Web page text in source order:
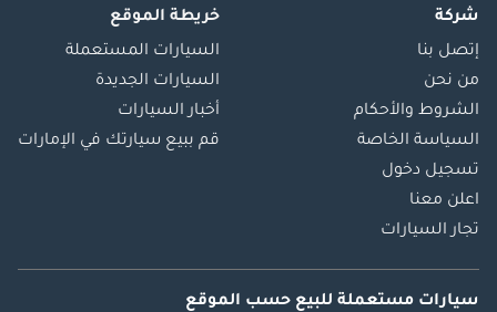
شركة
إتصل بنا
من نحن
الشروط والأحكام
السياسة الخاصة
تسجيل دخول
اعلن معنا
تجار السيارات
خريطة الموقع
السيارات المستعملة
السيارات الجديدة
أخبار السيارات
قم ببيع سيارتك في الإمارات
سيارات مستعملة للبيع حسب الموقع